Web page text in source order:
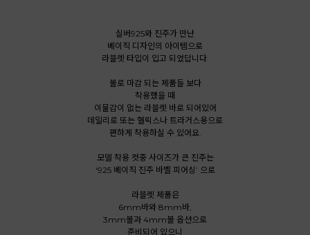
실버925와 진주가 만난
베이직 디자인의 아이템으로
라블렛 타입이 입고 되었답니다.
볼로 마감 되는 제품들 보다
착용했을 때
이물감이 없는 라블렛 바로 되어있어
데일리로 또는 헬릭스나 트라거스용으로
편하게 착용하실 수 있어요.
모델 착용 컷중 사이즈가 큰 진주는
‘925 베이직 진주 바벨 피어싱’ 으로
라블렛 제품은
6mm바와 8mm바,
3mm볼과 4mm볼 옵션으로
준비되어 있으니